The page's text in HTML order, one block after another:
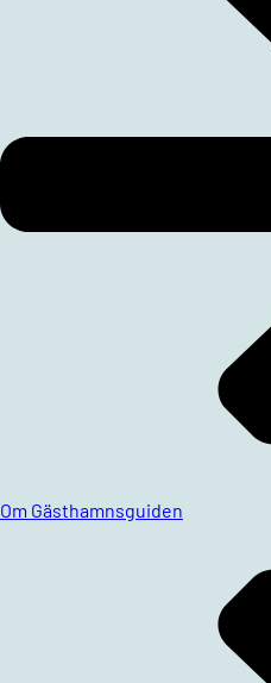
Om Gästhamnsguiden